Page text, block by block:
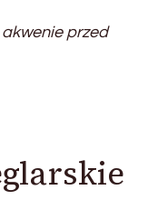
przed